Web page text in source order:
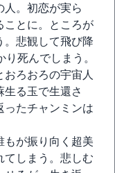
人。初恋が実ら
ことに。ところが
。悲観して飛び降
死んでしまう。
ろおろの宇宙人
る玉で生還さ
ったチャンミンは
もが振り向く超美
てしまう。悲しむ